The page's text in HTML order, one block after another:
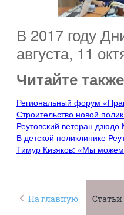
В 2017 году
августа, 11
Читайте
Региональный форум
Строительство новой
Реутовский ветеран
В детской поликлинике
Тимур Кизяков: «Мы можем
На главную